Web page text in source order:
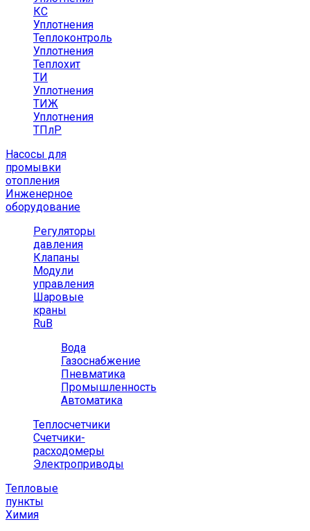
КС
Уплотнения
Теплоконтроль
Уплотнения
Теплохит
ТИ
Уплотнения
ТИЖ
Уплотнения
ТПлР
Насосы для
промывки
отопления
Инженерное
оборудование
Регуляторы
давления
Клапаны
Модули
управления
Шаровые
краны
RuB
Вода
Газоснабжение
Пневматика
Промышленность
Автоматика
Теплосчетчики
Счетчики-
расходомеры
Электроприводы
Тепловые
пункты
Химия